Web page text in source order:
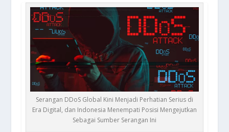
Serangan DDoS Global Kini Menjadi Perhatian Serius di
Era Digital, dan Indonesia Menempati Posisi Mengejutkan
Sebagai Sumber Serangan Ini